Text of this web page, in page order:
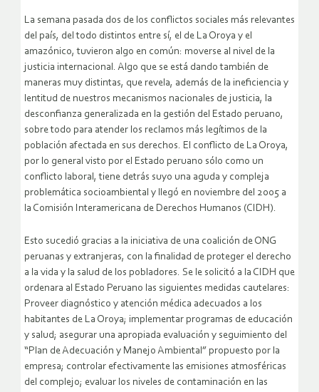
La semana pasada dos de los conflictos sociales más relevantes
del país, del todo distintos entre sí, el de La Oroya y el
amazónico, tuvieron algo en común: moverse al nivel de la
justicia internacional. Algo que se está dando también de
maneras muy distintas, que revela, además de la ineficiencia y
lentitud de nuestros mecanismos nacionales de justicia, la
desconfianza generalizada en la gestión del Estado peruano,
sobre todo para atender los reclamos más legítimos de la
población afectada en sus derechos. El conflicto de La Oroya,
por lo general visto por el Estado peruano sólo como un
conflicto laboral, tiene detrás suyo una aguda y compleja
problemática socioambiental y llegó en noviembre del 2005 a
la Comisión Interamericana de Derechos Humanos (CIDH).
Esto sucedió gracias a la iniciativa de una coalición de ONG
peruanas y extranjeras, con la finalidad de proteger el derecho
a la vida y la salud de los pobladores. Se le solicitó a la CIDH que
ordenara al Estado Peruano las siguientes medidas cautelares:
Proveer diagnóstico y atención médica adecuados a los
habitantes de La Oroya; implementar programas de educación
y salud; asegurar una apropiada evaluación y seguimiento del
“Plan de Adecuación y Manejo Ambiental” propuesto por la
empresa; controlar efectivamente las emisiones atmosféricas
del complejo; evaluar los niveles de contaminación en las